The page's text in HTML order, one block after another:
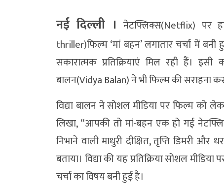
नई दिल्ली । नेटफ्लिक्स(Netflix) पर
thriller)फिल्म ‘मां बहन’ लगातार चर्चा में
सकारात्मक प्रतिक्रियाएं मिल रही हैं। इसी
बालन(Vidya Balan) ने भी फिल्म की सराहना
विद्या बालन ने सोशल मीडिया पर फिल्म को
लिखा, “आपकी तो मां-बहन एक हो गई
निभाने वाली माधुरी दीक्षित, तृप्ति डिमरी और
बताया। विद्या की यह प्रतिक्रिया सोशल
चर्चा का विषय बनी हुई है।